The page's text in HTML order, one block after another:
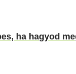
ha hagyod